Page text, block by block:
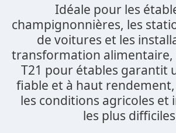
Idéale pour les
champignonnières, les
de voitures et les
transformation alimentaire,
T21 pour étables garantit
fiable et à haut
les conditions agricoles et
les plus